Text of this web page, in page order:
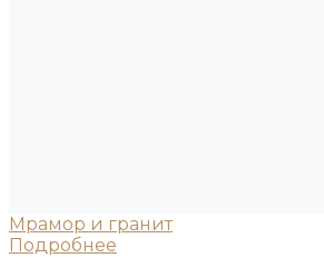
Мрамор и гранит
Подробнее